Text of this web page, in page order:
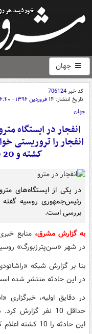
جهان
کد خبر706124
تاریخ انتشار: ۱۴ فروردین ۱۳۹۶ - ۱۶:۴۰
جهان
انفجار در ایستگاه‌
کشته و 20 نفر مجروح شدند+عکس
در یکی از ایستگاه‌های
رئیس‌جمهوری روسیه
بررسی است.
به گزارش مشرق، منابع
در شهر «سن‌پترزبورگ»
بنا بر گزارش شبکه
در این حادثه منتشر شده
در دقایق اولیه،
حداقل 10 نفر
این حادثه را 10 کشته اعلام کرد.